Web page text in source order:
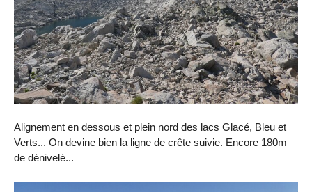
Alignement en dessous et plein nord des lacs Glacé, Bleu et
Verts... On devine bien la ligne de crête suivie. Encore 180m
de dénivelé...